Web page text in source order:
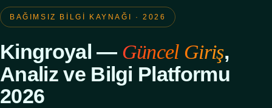
Giriş 2026
Adımlar
Veri
BAĞIMSIZ BILGI KAYNAĞI · 2026
Kingroyal — Güncel Giriş,
Analiz ve Bilgi Platformu
2026